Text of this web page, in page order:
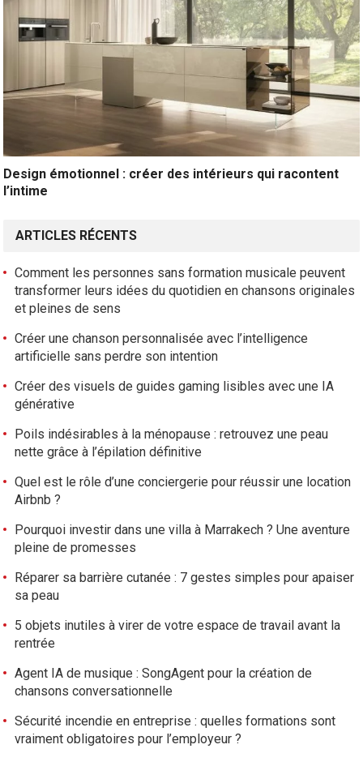
Design émotionnel : créer des intérieurs qui racontent
l’intime
ARTICLES RÉCENTS
Comment les personnes sans formation musicale peuvent
transformer leurs idées du quotidien en chansons originales
et pleines de sens
Créer une chanson personnalisée avec l’intelligence
artificielle sans perdre son intention
Créer des visuels de guides gaming lisibles avec une IA
générative
Poils indésirables à la ménopause : retrouvez une peau
nette grâce à l’épilation définitive
Quel est le rôle d’une conciergerie pour réussir une location
Airbnb ?
Pourquoi investir dans une villa à Marrakech ? Une aventure
pleine de promesses
Réparer sa barrière cutanée : 7 gestes simples pour apaiser
sa peau
5 objets inutiles à virer de votre espace de travail avant la
rentrée
Agent IA de musique : SongAgent pour la création de
chansons conversationnelle
Sécurité incendie en entreprise : quelles formations sont
vraiment obligatoires pour l’employeur ?